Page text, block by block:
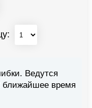
Ведутся
ближайшее время